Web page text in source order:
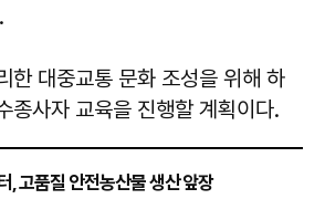
한 대중교통 문화 조성을 위해 하
종사자 교육을 진행할 계획이다.
고품질 안전농산물 생산 앞장